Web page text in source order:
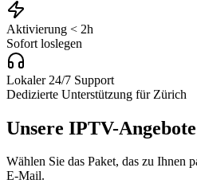
Aktivierung < 2h
Sofort loslegen
Lokaler 24/7 Support
Dedizierte Unterstützung für Zürich
Unsere IPTV-
Wählen Sie das Paket, das zu Ihnen
E-Mail.